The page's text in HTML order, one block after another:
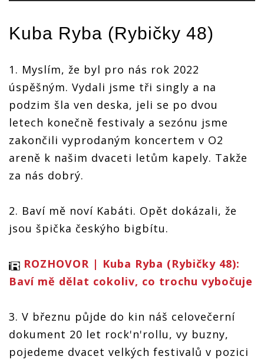
Kuba Ryba (Rybičky 48)
1. Myslím, že byl pro nás rok 2022
úspěšným. Vydali jsme tři singly a na
podzim šla ven deska, jeli se po dvou
letech konečně festivaly a sezónu jsme
zakončili vyprodaným koncertem v O2
areně k našim dvaceti letům kapely. Takže
za nás dobrý.
2. Baví mě noví Kabáti. Opět dokázali, že
jsou špička českýho bigbítu.
ROZHOVOR | Kuba Ryba (Rybičky 48):
Baví mě dělat cokoliv, co trochu vybočuje
3. V březnu půjde do kin náš celovečerní
dokument 20 let rock'n'rollu, vy buzny,
pojedeme dvacet velkých festivalů v pozici